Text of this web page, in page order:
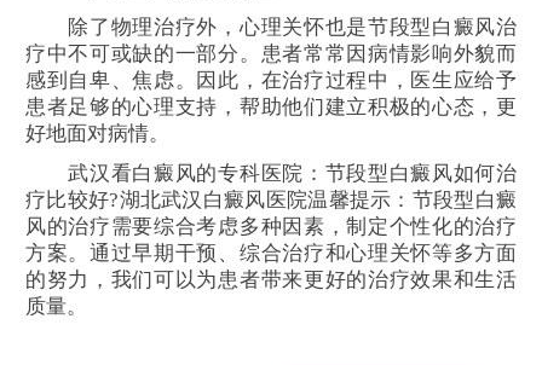
除了物理治疗外，心理关怀也是节段型白癜风治
疗中不可或缺的一部分。患者常常因病情影响外貌而
感到自卑、焦虑。因此，在治疗过程中，医生应给予
患者足够的心理支持，帮助他们建立积极的心态，更
好地面对病情。
武汉看白癜风的专科医院：节段型白癜风如何治
疗比较好?湖北武汉白癜风医院温馨提示：节段型白癜
风的治疗需要综合考虑多种因素，制定个性化的治疗
方案。通过早期干预、综合治疗和心理关怀等多方面
的努力，我们可以为患者带来更好的治疗效果和生活
质量。